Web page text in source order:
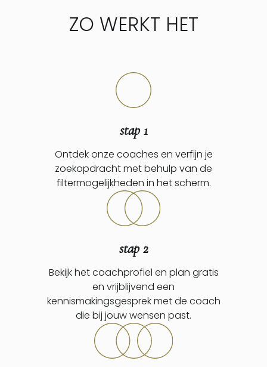
ZO WERKT HET
stap 1
Ontdek onze coaches en verfijn je
zoekopdracht met behulp van de
filtermogelijkheden in het scherm.
stap 2
Bekijk het coachprofiel en plan gratis
en vrijblijvend een
kennismakingsgesprek met de coach
die bij jouw wensen past.